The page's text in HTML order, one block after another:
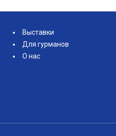
Выставки
Для гурманов
О нас